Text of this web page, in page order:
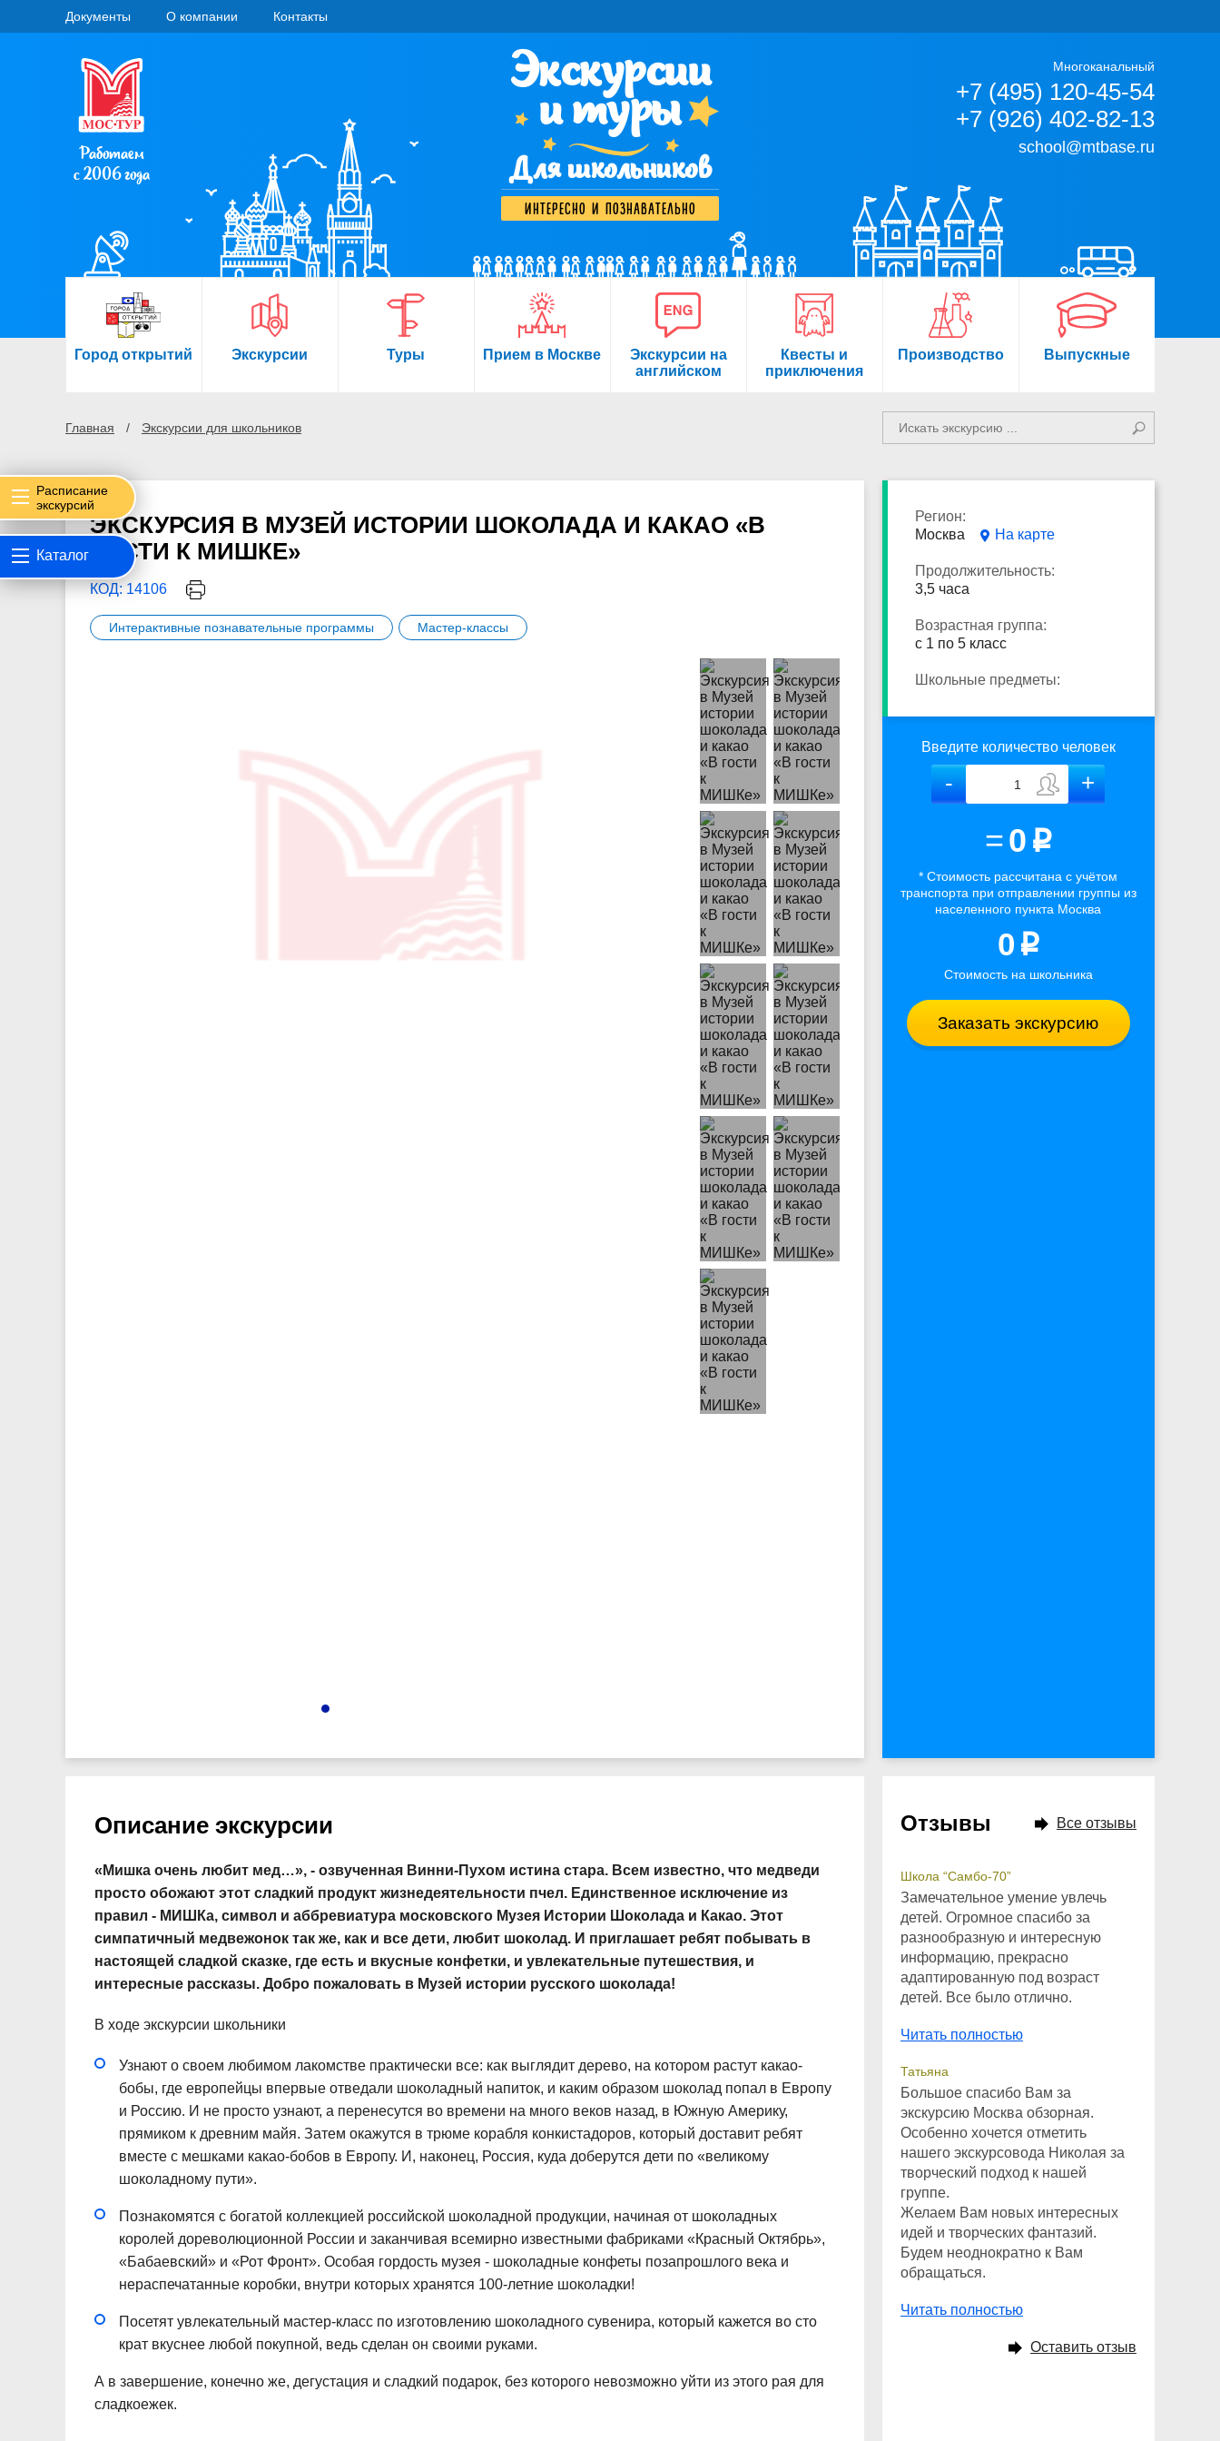
Документы О компании Контакты
Работаем
с 2006 года
Экскурсии
и туры
Для школьников
интересно и познавательно
Многоканальный
+7 (495) 120-45-54
+7 (926) 402-82-13
school@mtbase.ru
Город открытий Экскурсии Туры Прием в Москве
Экскурсии на
английском
Квесты и
приключения
Производство Выпускные
Главная Экскурсии для школьников
Расписание
экскурсий
Каталог
ЭКСКУРСИЯ В МУЗЕЙ ИСТОРИИ ШОКОЛАДА И КАКАО «В
ГОСТИ К МИШКЕ»
КОД: 14106
Интерактивные познавательные программы Мастер-классы
Регион:
Москва
На карте
Продолжительность:
3,5 часа
Возрастная группа:
с 1 по 5 класс
Школьные предметы:
Введите количество человек
=0 p
* Стоимость рассчитанас учётом
транспорта при отправлении группы из
населенного пункта Москва
0 p
Стоимость на школьника
Заказать экскурсию
Описание экскурсии
«Мишка очень любит мед…», - озвученная Винни-Пухом истина стара. Всем известно, что медведи
просто обожают этот сладкий продукт жизнедеятельности пчел. Единственное исключение из
правил - МИШКа, символ и аббревиатура московского Музея Истории Шоколада и Какао. Этот
симпатичный медвежонок так же, как и все дети, любит шоколад. И приглашает ребят побывать в
настоящей сладкой сказке, где есть и вкусные конфетки, и увлекательные путешествия, и
интересные рассказы. Добро пожаловать в Музей истории русского шоколада!
В ходе экскурсии школьники
Узнают о своем любимом лакомстве практически все: как выглядит дерево, на котором растут какао-
бобы, где европейцы впервые отведали шоколадный напиток, и каким образом шоколад попал в Европу
и Россию. И не просто узнают, а перенесутся во времени на много веков назад, в Южную Америку,
прямиком к древним майя. Затем окажутся в трюме корабля конкистадоров, который доставит ребят
вместе с мешками какао-бобов в Европу. И, наконец, Россия, куда доберутся дети по «великому
шоколадному пути».
Познакомятся с богатой коллекцией российской шоколадной продукции, начиная от шоколадных
королей дореволюционной России и заканчивая всемирно известными фабриками «Красный Октябрь»,
«Бабаевский» и «Рот Фронт». Особая гордость музея - шоколадные конфеты позапрошлого века и
нераспечатанные коробки, внутри которых хранятся 100-летние шоколадки!
Посетят увлекательный мастер-класс по изготовлению шоколадного сувенира, который кажется во сто
крат вкуснее любой покупной, ведь сделан он своими руками.
А в завершение, конечно же, дегустация и сладкий подарок, без которого невозможно уйти из этого рая для
сладкоежек.
Отзывы Все отзывы
Школа “Самбо-70”
Замечательное умение увлечь
детей. Огромное спасибо за
разнообразную и интересную
информацию, прекрасно
адаптированную под возраст
детей. Все было отлично.
Читать полностью
Татьяна
Большое спасибо Вам за
экскурсию Москва обзорная.
Особенно хочется отметить
нашего экскурсовода Николая за
творческий подход к нашей
группе.
Желаем Вам новых интересных
идей и творческих фантазий.
Будем неоднократно к Вам
обращаться.
Читать полностью
Оставить отзыв